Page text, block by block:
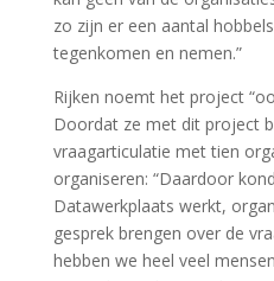
zo zijn er een aantal
tegenkomen en nemen.”
Rijken noemt het project
Doordat ze met dit project
vraagarticulatie met tien
organiseren: “Daardoor
Datawerkplaats werkt,
gesprek brengen over de
hebben we heel veel